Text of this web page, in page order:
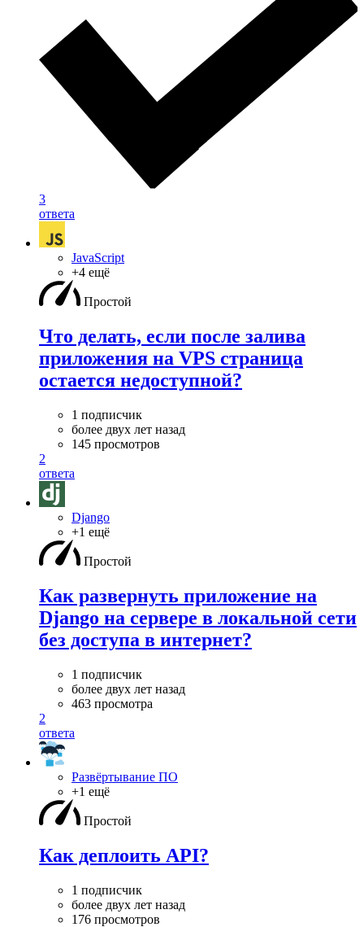
3
ответа
JavaScript
+4 ещё
Простой
Что делать, если после залива
приложения на VPS страница
остается недоступной?
1 подписчик
более двух лет назад
145 просмотров
2
ответа
Django
+1 ещё
Простой
Как развернуть приложение на
Django на сервере в локальной сети
без доступа в интернет?
1 подписчик
более двух лет назад
463 просмотра
2
ответа
Развёртывание ПО
+1 ещё
Простой
Как деплоить API?
1 подписчик
более двух лет назад
176 просмотров